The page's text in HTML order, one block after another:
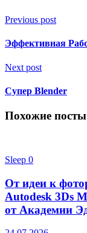
Previous post
Эффективная
Next post
Супер Blender
Похожие посты
Sleep 0
От идеи к
Autodesk 3Ds
от Академии